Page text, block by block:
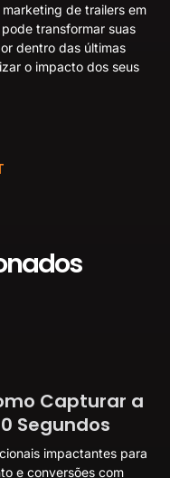
de trailers em
transformar suas
dentro das últimas
o impacto dos seus
Capturar a
Segundos
impactantes para
e conversões com